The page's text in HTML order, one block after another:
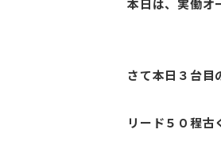
本日は、実働
さて本日３台目
リード５０程古